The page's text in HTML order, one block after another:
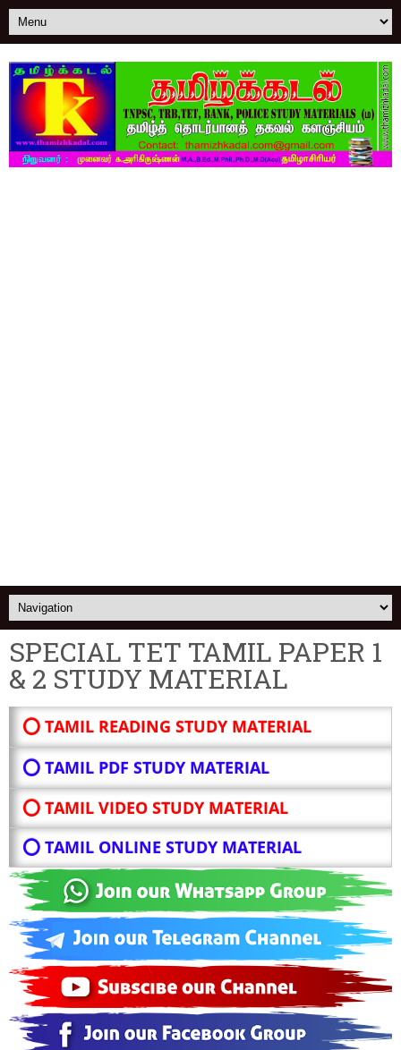
SPECIAL TET TAMIL PAPER 1
& 2 STUDY MATERIAL
⭕ TAMIL READING STUDY MATERIAL
⭕ TAMIL PDF STUDY MATERIAL
⭕ TAMIL VIDEO STUDY MATERIAL
⭕ TAMIL ONLINE STUDY MATERIAL